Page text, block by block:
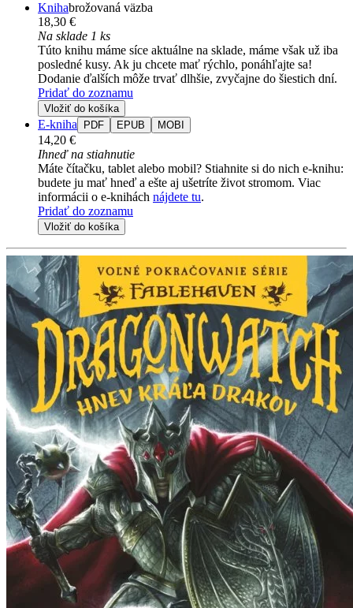
Knihabrožovaná väzba
18,30 €
Na sklade 1 ks
Túto knihu máme síce aktuálne na sklade, máme však už iba
posledné kusy. Ak ju chcete mať rýchlo, ponáhľajte sa!
Dodanie ďalších môže trvať dlhšie, zvyčajne do šiestich dní.
Pridať do zoznamu
Vložiť do košíka
E-kniha PDF EPUB MOBI
14,20 €
Ihneď na stiahnutie
Máte čítačku, tablet alebo mobil? Stiahnite si do nich e-knihu:
budete ju mať hneď a ešte aj ušetríte život stromom. Viac
informácii o e-knihách nájdete tu.
Pridať do zoznamu
Vložiť do košíka